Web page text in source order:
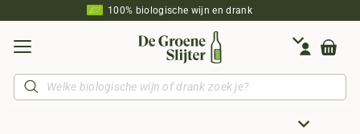
100% biologische wijn en drank
Producten
zoeken